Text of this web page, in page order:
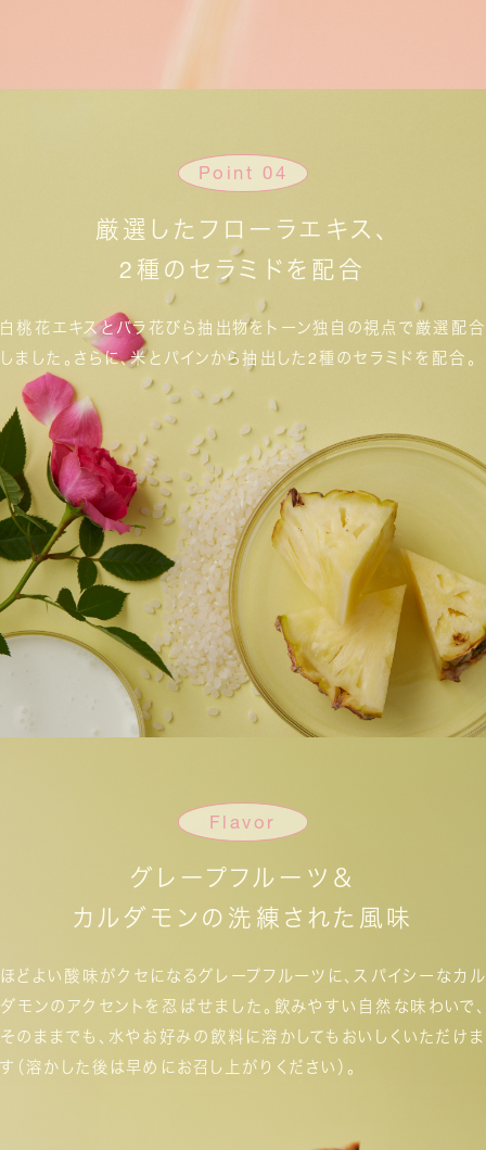
Point 04
厳選したフローラエキス、
2種のセラミドを配合
白桃花エキスとバラ花びら抽出物を トーン独自の視点で厳選配合
しました。 さらに、米とパインから抽出した2種のセラミドを配合。
Flavor
グレープフルーツ＆
カルダモンの洗練された風味
ほどよい酸味がクセになるグレープフルーツに、スパイシーなカル
ダモンのアクセントを忍ばせました。 飲みやすい自然な味わいで、
そのままでも、 水やお好みの飲料に溶かしてもおいしくいただけま
す （溶かした後は早めにお召し上がりください）。